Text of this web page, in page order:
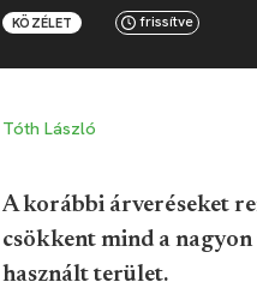
KÖZÉLET frissítve
Tóth László
A korábbi árveréseket
csökkent mind a
használt terület.